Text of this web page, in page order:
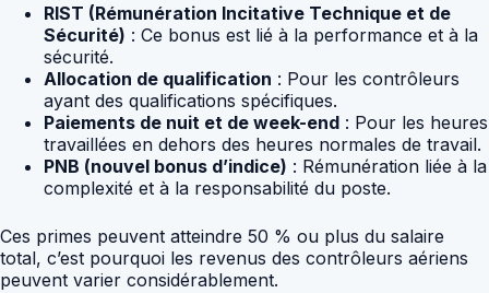
RIST (Rémunération Incitative Technique et de
Sécurité) : Ce bonus est lié à la performance et à la
sécurité.
Allocation de qualification : Pour les contrôleurs
ayant des qualifications spécifiques.
Paiements de nuit et de week-end : Pour les heures
travaillées en dehors des heures normales de travail.
PNB (nouvel bonus d’indice) : Rémunération liée à la
complexité et à la responsabilité du poste.
Ces primes peuvent atteindre 50 % ou plus du salaire
total, c’est pourquoi les revenus des contrôleurs aériens
peuvent varier considérablement.